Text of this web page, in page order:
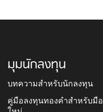
มุมนักลงทุน
บทความสำหรับนักลงทุน
คู่มือลงทุนทองคำสำหรับมือ